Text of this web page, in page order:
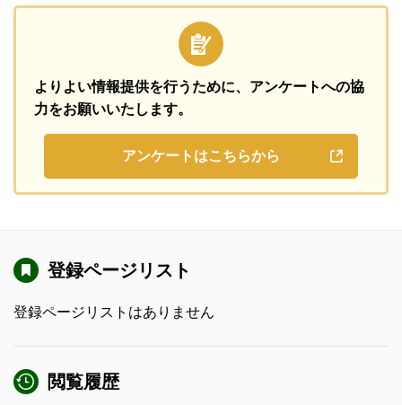
よりよい情報提供を行うために、 アンケートへの協
力をお願いいたします。
アンケートはこちらから
登録ページリスト
登録ページリストはありません
閲覧履歴